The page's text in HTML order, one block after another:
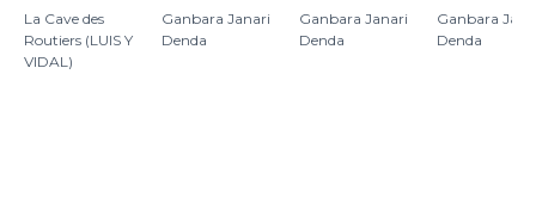
La Cave des
Routiers (LUIS Y
VIDAL)
Ganbara Janari
Denda
Ganbara Janari
Denda
Ganbara
Denda